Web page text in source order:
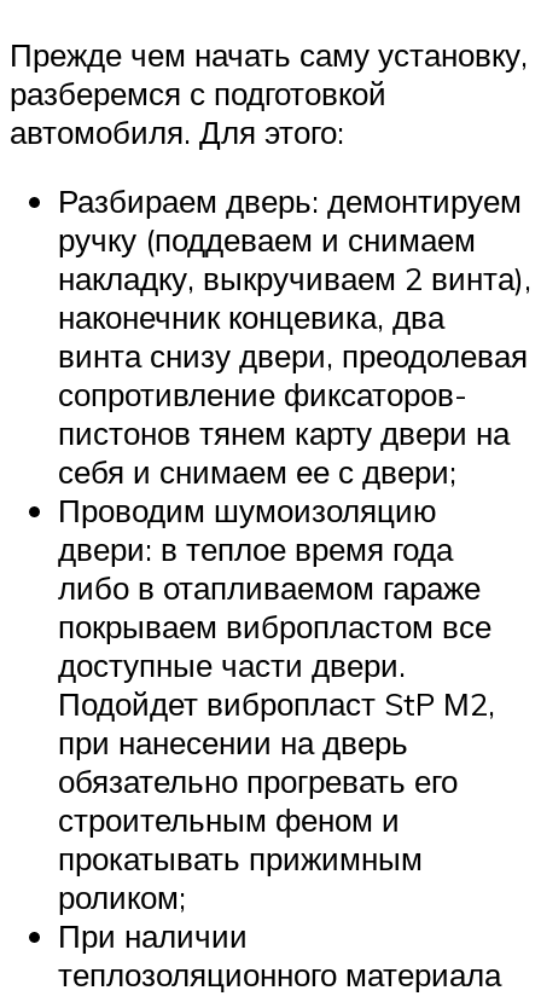
Прежде чем начать саму установку,
разберемся с подготовкой
автомобиля. Для этого:
Разбираем дверь: демонтируем
ручку (поддеваем и снимаем
накладку, выкручиваем 2 винта),
наконечник концевика, два
винта снизу двери, преодолевая
сопротивление фиксаторов-
пистонов тянем карту двери на
себя и снимаем ее с двери;
Проводим шумоизоляцию
двери: в теплое время года
либо в отапливаемом гараже
покрываем вибропластом все
доступные части двери.
Подойдет вибропласт StP М2,
при нанесении на дверь
обязательно прогревать его
строительным феном и
прокатывать прижимным
роликом;
При наличии
теплозоляционного материала